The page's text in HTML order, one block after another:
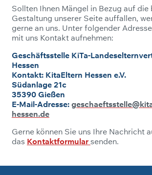
Sollten Ihnen Mängel in Bezug auf
Gestaltung unserer Seite auffallen,
gerne an uns. Unter folgender
mit uns Kontakt aufnehmen:
Geschäftsstelle KiTa-
Hessen
Kontakt: KitaEltern Hessen e.V.
Südanlage 21c
35390 Gießen
E-Mail-Adresse:
hessen.de
Gerne können Sie uns Ihre Nachricht
das Kontaktformular senden.